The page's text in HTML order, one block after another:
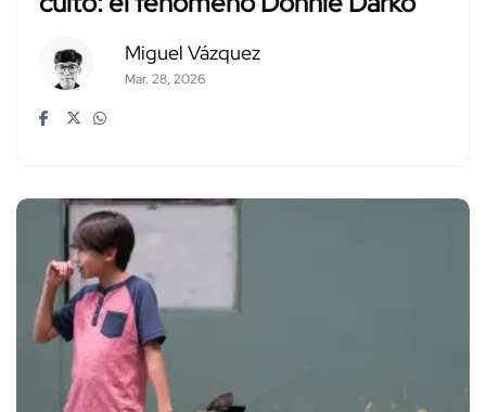
Miguel Vázquez
Mar. 28, 2026